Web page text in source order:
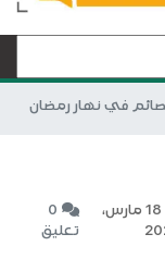
في نهار رمضان
18 مارس،
0
تعليق